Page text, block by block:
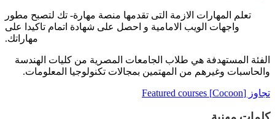
تعلم المهارات الازمة التى تقدمها منصة مهارة- تك لتصبح مطور
واجهات الويب الامامية و احصل على شهادة اتمام تاكيدا على
مهاراتك.
الفئة المستهدفة هي طلاب الجامعات المصرية من كليات الهندسة
والحاسبات وغيرهم من المهتمين بمجالات تكنولوجيا المعلومات.
تجاوز [Cocoon] Featured courses